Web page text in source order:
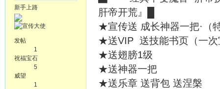
新手上路
发帖
1
祝福宝石
5
威望
1
肝帝开荒』█
★宣传送 成长神器一把·（
★送VIP 送技能书页（一次
★送翅膀1级
★送神器一把
★送乐章 送背包 送涅槃